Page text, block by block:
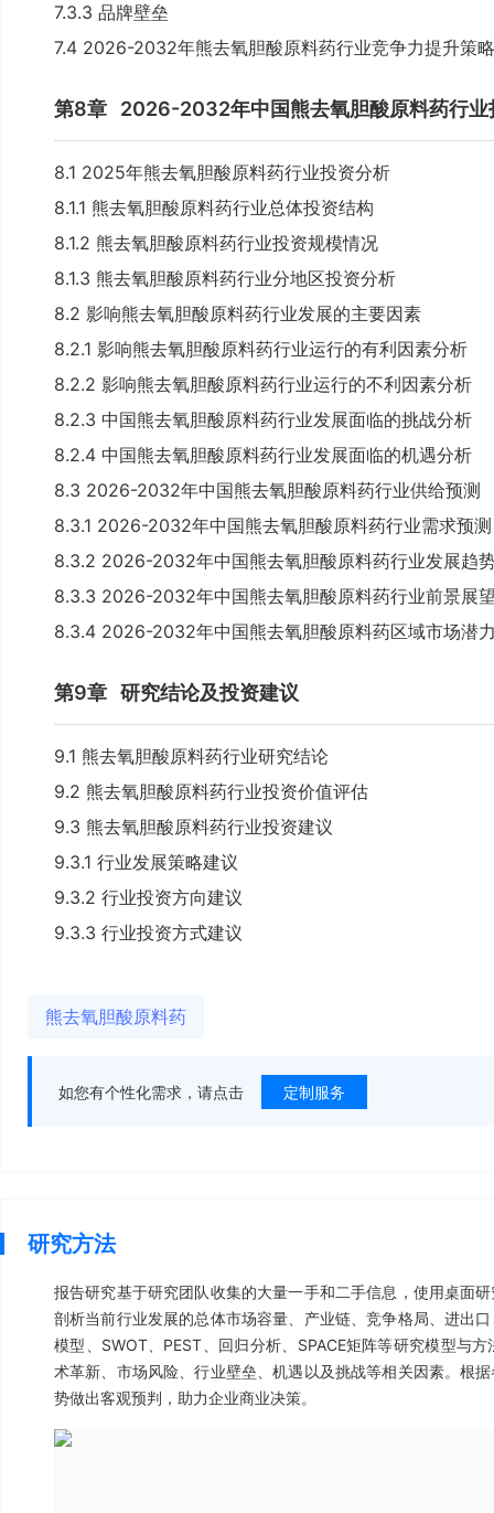
7.3.3 品牌壁垒
7.4 2026-2032年熊去氧胆酸原料药行业竞争力提升策略
第8章 2026-2032年中国熊去氧胆酸原料药行业
8.1 2025年熊去氧胆酸原料药行业投资分析
8.1.1 熊去氧胆酸原料药行业总体投资结构
8.1.2 熊去氧胆酸原料药行业投资规模情况
8.1.3 熊去氧胆酸原料药行业分地区投资分析
8.2 影响熊去氧胆酸原料药行业发展的主要因素
8.2.1 影响熊去氧胆酸原料药行业运行的有利因素分析
8.2.2 影响熊去氧胆酸原料药行业运行的不利因素分析
8.2.3 中国熊去氧胆酸原料药行业发展面临的挑战分析
8.2.4 中国熊去氧胆酸原料药行业发展面临的机遇分析
8.3 2026-2032年中国熊去氧胆酸原料药行业供给预测
8.3.1 2026-2032年中国熊去氧胆酸原料药行业需求预测
8.3.2 2026-2032年中国熊去氧胆酸原料药行业发展趋
8.3.3 2026-2032年中国熊去氧胆酸原料药行业前景展
8.3.4 2026-2032年中国熊去氧胆酸原料药区域市场潜
第9章 研究结论及投资建议
9.1 熊去氧胆酸原料药行业研究结论
9.2 熊去氧胆酸原料药行业投资价值评估
9.3 熊去氧胆酸原料药行业投资建议
9.3.1 行业发展策略建议
9.3.2 行业投资方向建议
9.3.3 行业投资方式建议
熊去氧胆酸原料药
如您有个性化需求，请点击 定制服务
研究方法
报告研究基于研究团队收集的大量一手和二手信息，使用桌面
剖析当前行业发展的总体市场容量、产业链、竞争格局、进出
模型、SWOT、PEST、回归分析、SPACE矩阵等研究模型与
术革新、市场风险、行业壁垒、机遇以及挑战等相关因素。根
势做出客观预判，助力企业商业决策。